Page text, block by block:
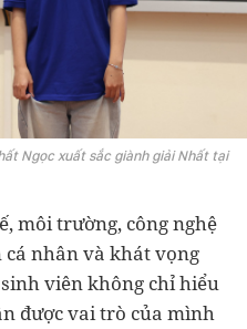
Ngọc xuất sắc giành giải Nhất tại
môi trường, công nghệ
cá nhân và khát vọng
viên không chỉ hiểu
được vai trò của mình